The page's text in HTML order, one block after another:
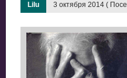
Lilu 3 октября 2014 (